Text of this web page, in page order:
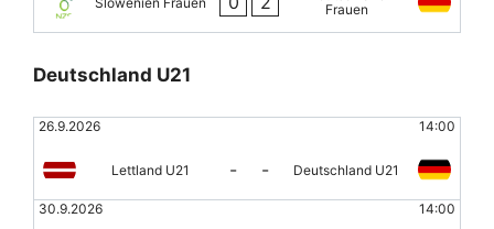
Frauen
Deutschland U21
26.9.2026 14:00
Lettland U21 - - Deutschland U21
30.9.2026 14:00